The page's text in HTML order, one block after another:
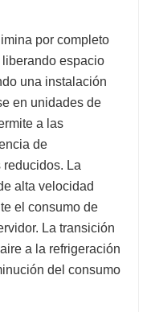
por completo
liberando espacio
una instalación
en unidades de
a las
de
reducidos. La
alta velocidad
el consumo de
La transición
a la refrigeración
del consumo